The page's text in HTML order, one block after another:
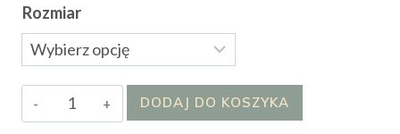
Rozmiar
ilość
Sukienka
DODAJ DO KOSZYKA